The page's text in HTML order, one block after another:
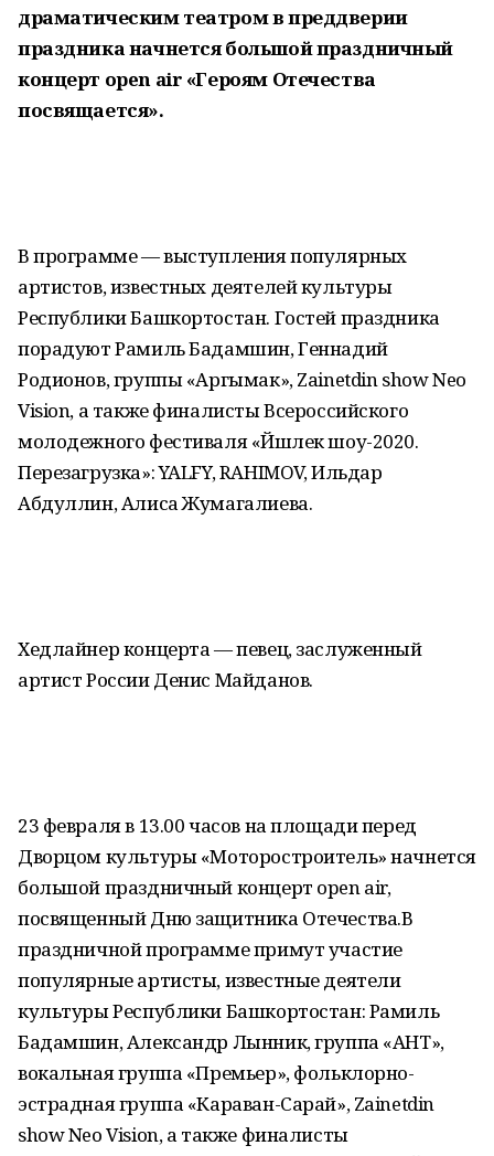
драматическим театром в преддверии
праздника начнется большой праздничный
концерт open air «Героям Отечества
посвящается».
В программе — выступления популярных
артистов, известных деятелей культуры
Республики Башкортостан. Гостей праздника
порадуют Рамиль Бадамшин, Геннадий
Родионов, группы «Аргымак», Zainetdin show Neo
Vision, а также финалисты Всероссийского
молодежного фестиваля «Йәшлек шоу-2020.
Перезагрузка»: YALFY, RAHIMOV, Ильдар
Абдуллин, Алиса Жумагалиева.
Хедлайнер концерта — певец, заслуженный
артист России Денис Майданов.
23 февраля в 13.00 часов на площади перед
Дворцом культуры «Моторостроитель» начнется
большой праздничный концерт open air,
посвященный Дню защитника Отечества.В
праздничной программе примут участие
популярные артисты, известные деятели
культуры Республики Башкортостан: Рамиль
Бадамшин, Александр Лынник, группа «АНТ»,
вокальная группа «Премьер», фольклорно-
эстрадная группа «Караван-Сарай», Zainetdin
show Neo Vision, а также финалисты